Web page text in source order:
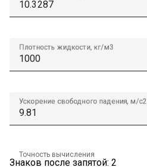
Плотность жидкости, кг/м3
Ускорение свободного падения, м/с2
Точность вычисления
Знаков после запятой: 2